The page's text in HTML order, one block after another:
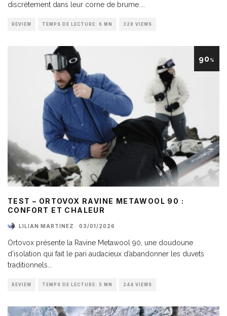
discrètement dans leur corne de brume.
REVIEW TEMPS DE LECTURE: 6 MN 328 VIEWS
90%
TEST – ORTOVOX RAVINE METAWOOL 90 :
CONFORT ET CHALEUR
LILIAN MARTINEZ · 03/01/2026
Ortovox présente la Ravine Metawool 90, une doudoune
d’isolation qui fait le pari audacieux d’abandonner les duvets
traditionnels...
REVIEW TEMPS DE LECTURE: 5 MN 244 VIEWS